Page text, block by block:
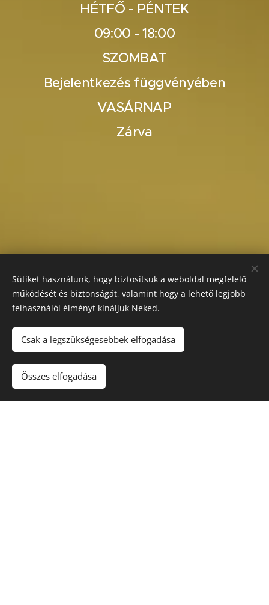
HÉTFŐ - PÉNTEK
09:00 - 18:00
SZOMBAT
Bejelentkezés függvényében
VASÁRNAP
Zárva
Sütiket használunk, hogy biztosítsuk a weboldal megfelelő
működését és biztonságát, valamint hogy a lehető legjobb
felhasználói élményt kínáljuk Neked.
Csak a legszükségesebbek elfogadása
Összes elfogadása